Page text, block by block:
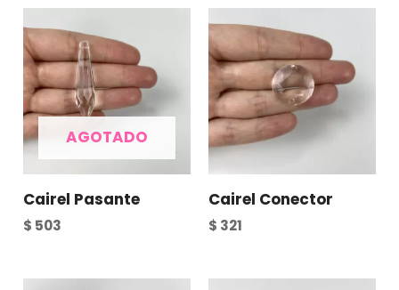
AGOTADO
Cairel Pasante
$ 503
Cairel Conector
$ 321